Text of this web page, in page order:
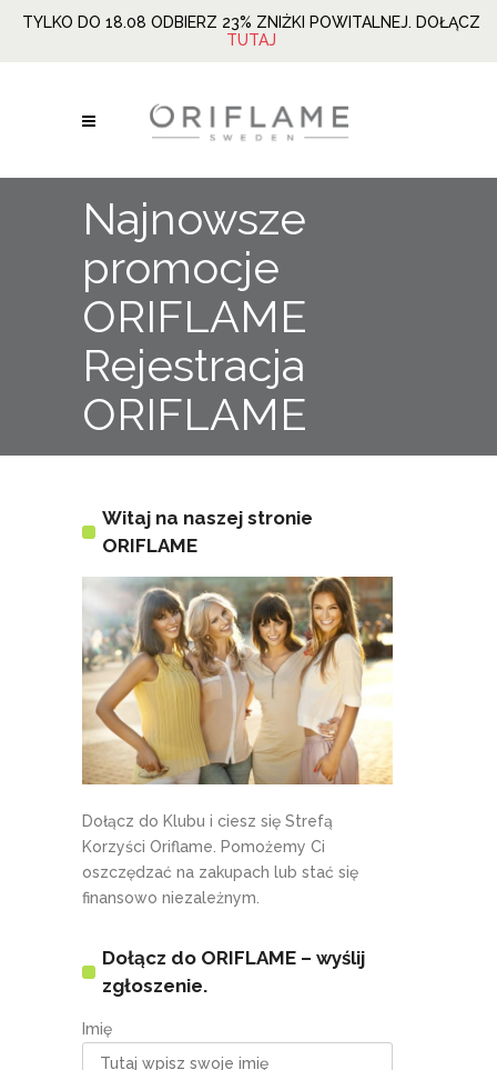
TYLKO DO 18.08 ODBIERZ 23% ZNIŻKI POWITALNEJ. DOŁĄCZ
TUTAJ
Najnowsze
promocje
ORIFLAME
Rejestracja
ORIFLAME
Witaj na naszej stronie
ORIFLAME
Dołącz do Klubu i ciesz się Strefą
Korzyści Oriflame. Pomożemy Ci
oszczędzać na zakupach lub stać się
finansowo niezależnym.
Dołącz do ORIFLAME – wyślij
zgłoszenie.
Imię